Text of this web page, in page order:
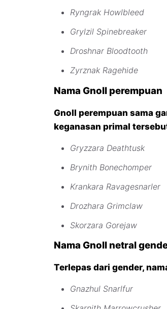
Ryngrak Howlbleed
Grylzil Spinebreaker
Droshnar Bloodtooth
Zyrznak Ragehide
Nama Gnoll perempuan
Gnoll perempuan sama
keganasan primal
Gryzzara Deathtusk
Brynith Bonechomper
Krankara Ravagesnarler
Drozhara Grimclaw
Skorzara Gorejaw
Nama Gnoll netral
Terlepas dari gender,
Gnazhul Snarlfur